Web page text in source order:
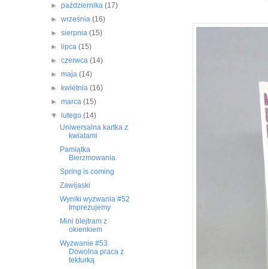
►października(17)
►września(16)
►sierpnia(15)
►
lipca(15)
►czerwca(14)
►maja(14)
►
kwietnia(16)
►marca(15)
▼
lutego(14)
Uniwersalna kartka z
kwiatami
Pamiątka
Bierzmowania.
Spring is coming
Zawijaski
Wyniki wyzwania #52
Imprezujemy
Mini blejtram z
okienkiem
Wyzwanie #53
Dowolna praca z
tekturką